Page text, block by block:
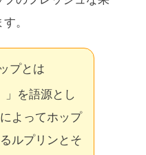
。
プとは
」を語源とし
よってホップ
ルプリンとそ